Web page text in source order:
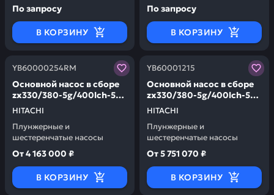
По запросу
В КОРЗИНУ
По запросу
В КОРЗИНУ
YB60000254RM
HITACHI
Основной насос в сборе
zx330/380-5g/400lch-5g
HITACHI YB60000254RM
Плунжерные и
шестеренчатые насосы
Заказывая запчасти у нас, вы получаете гарантию
От4 163 000 ₽
В КОРЗИНУ
YB60001215
HITACHI
Основной насос в сборе
zx330/380-5g/400lch-5g
HITACHI YB60001215
Плунжерные и
шестеренчатые насосы
Заказывая запчасти у
От5 751 070 ₽
В КОРЗИНУ